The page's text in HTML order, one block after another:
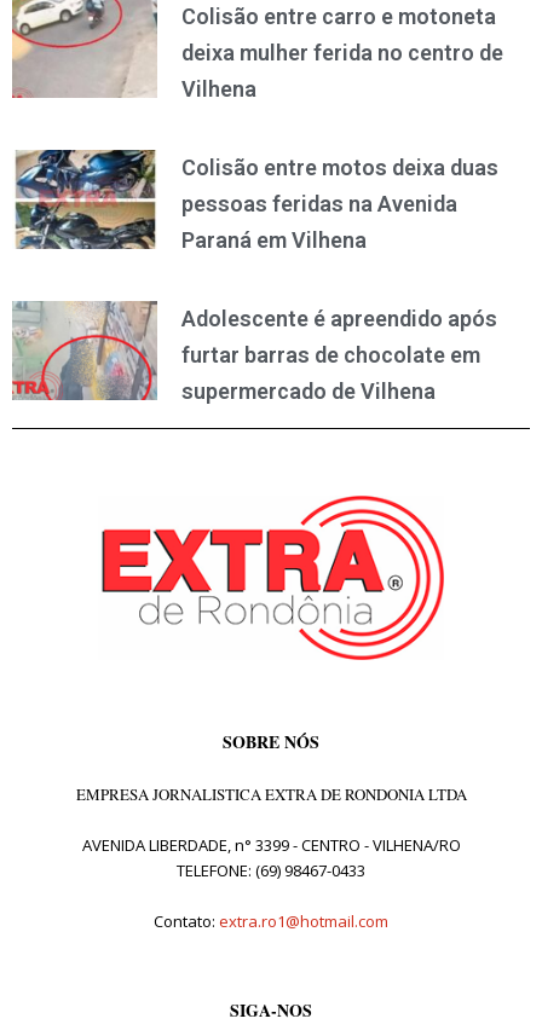
Colisão entre carro e motoneta
deixa mulher ferida no centro de
Vilhena
Colisão entre motos deixa duas
pessoas feridas na Avenida
Paraná em Vilhena
Adolescente é apreendido após
furtar barras de chocolate em
supermercado de Vilhena
SOBRE NÓS
EMPRESA JORNALISTICA EXTRA DE RONDONIA LTDA
AVENIDA LIBERDADE, n° 3399 - CENTRO - VILHENA/RO
TELEFONE: (69) 98467-0433
Contato: extra.ro1@hotmail.com
SIGA-NOS